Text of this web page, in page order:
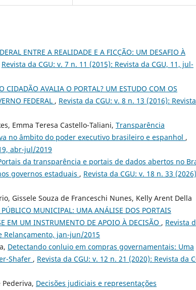
ENTRE A REALIDADE E A FICÇÃO: UM DESAFIO À
Revista da CGU: v. 7 n. 11 (2015): Revista da CGU, 11, jul-
CIDADÃO AVALIA O PORTAL? UM ESTUDO COM OS
FEDERAL , Revista da CGU: v. 8 n. 13 (2016):
Emma Teresa Castello-Taliani, Transparência
no âmbito do poder executivo brasileiro e espanhol ,
abr-jul/2019
da transparência e portais de dados abertos no
governos estaduais , Revista da CGU: v. 18 n. 33
Gissele Souza de Franceschi Nunes, Kelly Arent Della
MUNICIPAL: UMA ANÁLISE DOS PORTAIS
EM UM INSTRUMENTO DE APOIO À DECISÃO , Revista
Relançamento, jan-jun/2015
Detectando conluio em compras governamentais: Uma
Shafer , Revista da CGU: v. 12 n. 21 (2020): Revista da
Decisões judiciais e representações